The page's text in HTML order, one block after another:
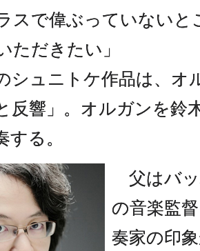
スで偉ぶっていない
ただきたい」
シュニトケ作品は、オ
反響」。オルガンを鈴
する。
父はバッ
の音楽監
奏家の印